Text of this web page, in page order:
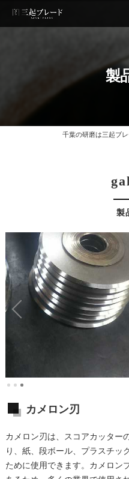
製
千葉の研磨は三起ブ
製
カメロン刃
カメロン刃は、スコアカッター
り、紙、段ボール、プラスチッ
ために使用できます。カメロン